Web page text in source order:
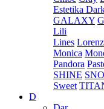
Estetika
GALAXY
Lili
Lines
Monica
Pandora
SHINE
Sweet
D